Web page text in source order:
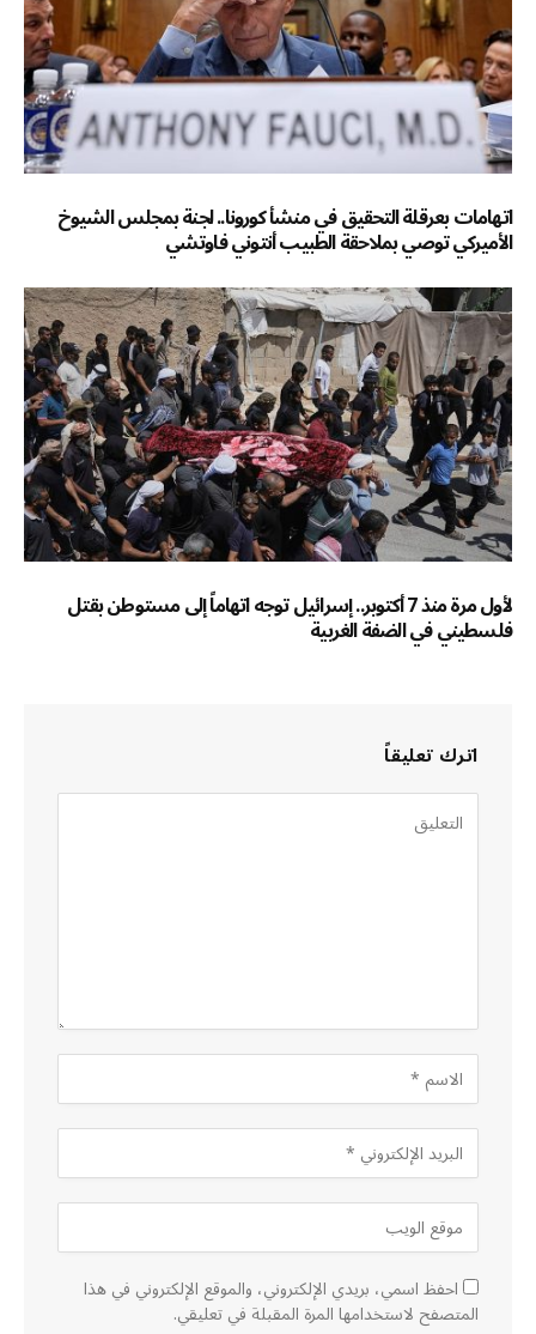
اتهامات بعرقلة التحقيق في منشأ كورونا.. لجنة بمجلس الشيوخ
الأميركي توصي بملاحقة الطبيب أنتوني فاوتشي
لأول مرة منذ 7 أكتوبر.. إسرائيل توجه اتهاماً إلى مستوطن بقتل
فلسطيني في الضفة الغربية
اترك تعليقاً
احفظ اسمي، بريدي الإلكتروني، والموقع الإلكتروني في هذا
المتصفح لاستخدامها المرة المقبلة في تعليقي.